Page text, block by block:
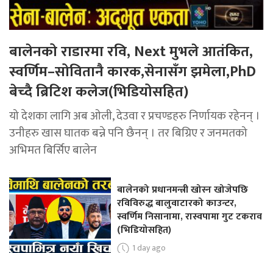
बालेनको राडारमा रवि, Next मुभले आतंकित,
स्वर्णिम–सोवितानै कारक,सेनासँग झमेला,PhD
बेच्दै ब्रिटिश कलेज(भिडियोसहित)
यो देशका लागि अब ओली, देउवा र प्रचण्डहरु निर्णायक रहेनन् ।
उनीहरु खास घातक बन्ने पनि छैनन् । तर बिग्रिए र जनमतको
अभिमत बिर्सिए बालेन
बालेनको प्रधानमन्त्री खोस्न खोजेपछि
रविविरुद्ध बालुवाटारको काउन्टर,
स्वर्णिम निसानामा, रास्वपामा गुट टकराव
(भिडियोसहित)
1 day ago